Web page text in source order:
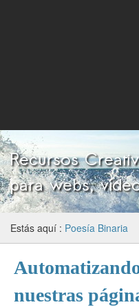
Estás aquí : Poesía Binaria
nuestras